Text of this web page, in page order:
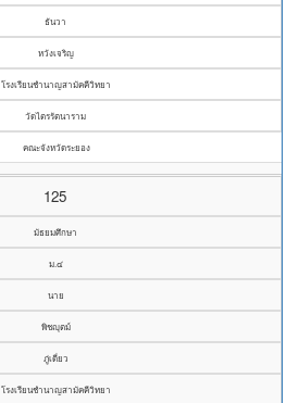
ธันวา
หวังเจริญ
โรงเรียนชำนาญสามัคคีวิทยา
วัดไตรรัตนาราม
คณะจังหวัดระยอง
125
มัธยมศึกษา
ม.๔
นาย
พิชญุตม์
ภู่เดี่ยว
โรงเรียนชำนาญสามัคคีวิทยา